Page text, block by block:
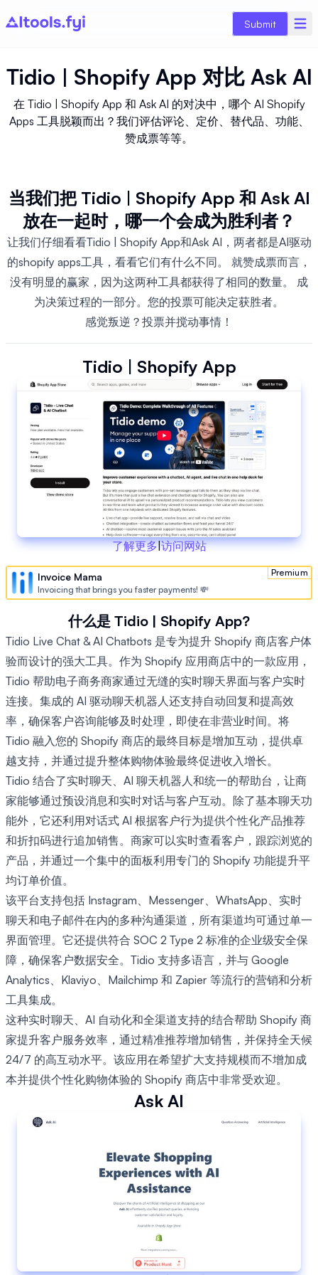
Submit
Tidio | Shopify App 对比 Ask AI
在 Tidio | Shopify App 和 Ask AI 的对决中，哪个 AI Shopify
Apps 工具脱颖而出？我们评估评论、定价、替代品、功能、
赞成票等等。
当我们把 Tidio | Shopify App 和 Ask AI
放在一起时，哪一个会成为胜利者？
让我们仔细看看Tidio | Shopify App和Ask AI，两者都是AI驱动
的shopify apps工具，看看它们有什么不同。 就赞成票而言，
没有明显的赢家，因为这两种工具都获得了相同的数量。 成
为决策过程的一部分。您的投票可能决定获胜者。
感觉叛逆？投票并搅动事情！
Tidio | Shopify App
了解更多|访问网站
Premium
Invoice Mama
Invoicing that brings you faster payments! 💸
什么是 Tidio | Shopify App?
Tidio Live Chat & AI Chatbots 是专为提升 Shopify 商店客户体
验而设计的强大工具。作为 Shopify 应用商店中的一款应用，
Tidio 帮助电子商务商家通过无缝的实时聊天界面与客户实时
连接。集成的 AI 驱动聊天机器人还支持自动回复和提高效
率，确保客户咨询能够及时处理，即使在非营业时间。将
Tidio 融入您的 Shopify 商店的最终目标是增加互动，提供卓
越支持，并通过提升整体购物体验最终促进收入增长。
Tidio 结合了实时聊天、AI 聊天机器人和统一的帮助台，让商
家能够通过预设消息和实时对话与客户互动。除了基本聊天功
能外，它还利用对话式 AI 根据客户行为提供个性化产品推荐
和折扣码进行追加销售。商家可以实时查看客户，跟踪浏览的
产品，并通过一个集中的面板利用专门的 Shopify 功能提升平
均订单价值。
该平台支持包括 Instagram、Messenger、WhatsApp、实时
聊天和电子邮件在内的多种沟通渠道，所有渠道均可通过单一
界面管理。它还提供符合 SOC 2 Type 2 标准的企业级安全保
障，确保客户数据安全。Tidio 支持多语言，并与 Google
Analytics、Klaviyo、Mailchimp 和 Zapier 等流行的营销和分析
工具集成。
这种实时聊天、AI 自动化和全渠道支持的结合帮助 Shopify 商
家提升客户服务效率，通过精准推荐增加销售，并保持全天候
24/7 的高互动水平。该应用在希望扩大支持规模而不增加成
本并提供个性化购物体验的 Shopify 商店中非常受欢迎。
Ask AI